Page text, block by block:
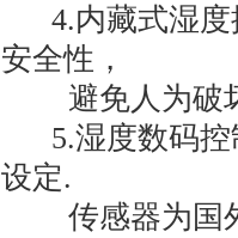
4.内藏式湿度
安全性，
避免人为破
5.湿度数码控
设定.
传感器为国外